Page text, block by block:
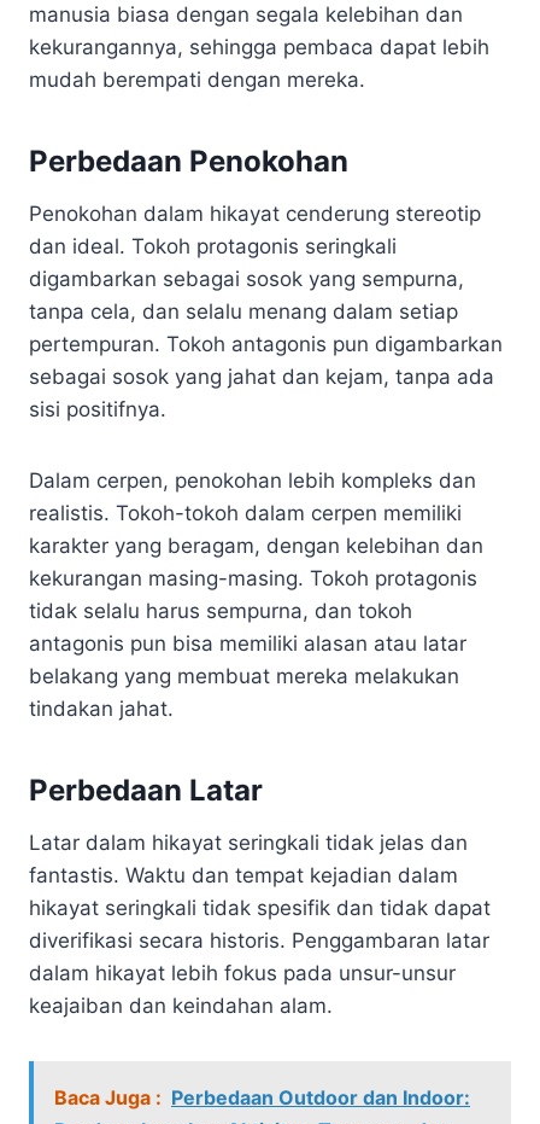
manusia biasa dengan segala kelebihan dan
kekurangannya, sehingga pembaca dapat lebih
mudah berempati dengan mereka.
Perbedaan Penokohan
Penokohan dalam hikayat cenderung stereotip
dan ideal. Tokoh protagonis seringkali
digambarkan sebagai sosok yang sempurna,
tanpa cela, dan selalu menang dalam setiap
pertempuran. Tokoh antagonis pun digambarkan
sebagai sosok yang jahat dan kejam, tanpa ada
sisi positifnya.
Dalam cerpen, penokohan lebih kompleks dan
realistis. Tokoh-tokoh dalam cerpen memiliki
karakter yang beragam, dengan kelebihan dan
kekurangan masing-masing. Tokoh protagonis
tidak selalu harus sempurna, dan tokoh
antagonis pun bisa memiliki alasan atau latar
belakang yang membuat mereka melakukan
tindakan jahat.
Perbedaan Latar
Latar dalam hikayat seringkali tidak jelas dan
fantastis. Waktu dan tempat kejadian dalam
hikayat seringkali tidak spesifik dan tidak dapat
diverifikasi secara historis. Penggambaran latar
dalam hikayat lebih fokus pada unsur-unsur
keajaiban dan keindahan alam.
Baca Juga : Perbedaan Outdoor dan Indoor: